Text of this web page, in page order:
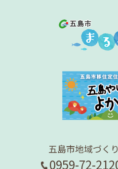
組合
五島市地域づく
0959-72-